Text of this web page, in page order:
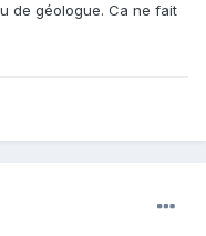
de géologue. Ca ne fait